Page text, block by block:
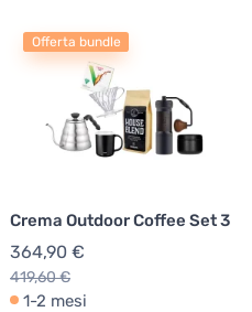
Offerta bundle
Crema Outdoor Coffee Set 3
364,90 €
419,60 €
1-2 mesi